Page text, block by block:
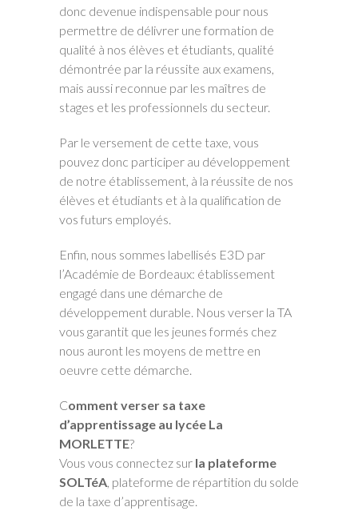
donc devenue indispensable pour nous
permettre de délivrer une formation de
qualité à nos élèves et étudiants, qualité
démontrée par la réussite aux examens,
mais aussi reconnue par les maîtres de
stages et les professionnels du secteur.
Par le versement de cette taxe, vous
pouvez donc participer au développement
de notre établissement, à la réussite de nos
élèves et étudiants et à la qualification de
vos futurs employés.
Enfin, nous sommes labellisés E3D par
l’Académie de Bordeaux: établissement
engagé dans une démarche de
développement durable. Nous verser la TA
vous garantit que les jeunes formés chez
nous auront les moyens de mettre en
oeuvre cette démarche.
Comment verser sa taxe
d’apprentissage au lycée La
MORLETTE?
Vous vous connectez sur la plateforme
SOLTéA , plateforme de répartition du solde
de la taxe d’apprentisage.